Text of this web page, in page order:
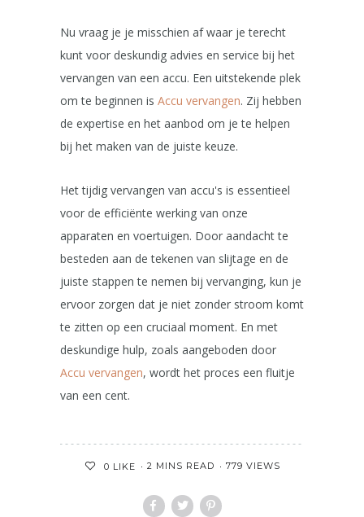
Nu vraag je je misschien af waar je terecht
kunt voor deskundig advies en service bij het
vervangen van een accu. Een uitstekende plek
om te beginnen is Accu vervangen. Zij hebben
de expertise en het aanbod om je te helpen
bij het maken van de juiste keuze.
Het tijdig vervangen van accu's is essentieel
voor de efficiënte werking van onze
apparaten en voertuigen. Door aandacht te
besteden aan de tekenen van slijtage en de
juiste stappen te nemen bij vervanging, kun je
ervoor zorgen dat je niet zonder stroom komt
te zitten op een cruciaal moment. En met
deskundige hulp, zoals aangeboden door
Accu vervangen, wordt het proces een fluitje
van een cent.
0 LIKE 2 MINS READ 779 VIEWS